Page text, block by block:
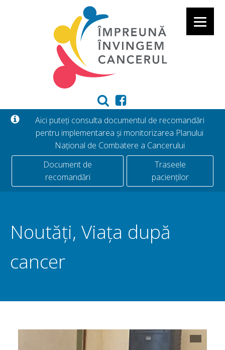
Aici puteți consulta documentul de recomandări
pentru implementarea și monitorizarea Planului
Național de Combatere a Cancerului
Document de
recomandări
Traseele
pacienților
Noutăți, Viața după
cancer